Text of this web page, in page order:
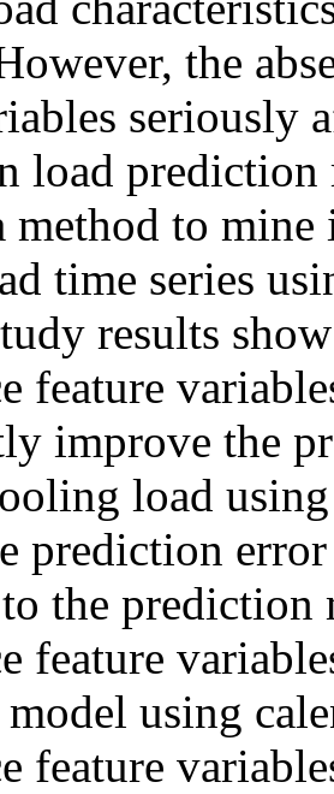
the
seriously
load prediction
method to
time series
results
feature
improve the
load
prediction
the
feature
using
feature